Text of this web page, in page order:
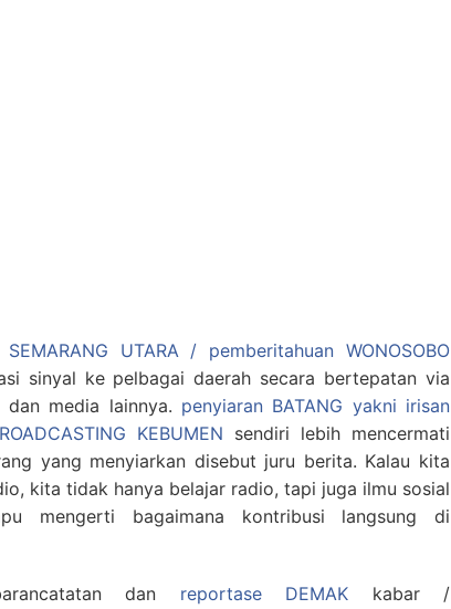
SEMARANG UTARA / pemberitahuan WONOSOBO
sinyal ke pelbagai daerah secara bertepatan via
media lainnya. penyiaran BATANG yakni irisan
KEBUMEN sendiri lebih mencermati
yang menyiarkan disebut juru berita. Kalau kita
kita tidak hanya belajar radio, tapi juga ilmu sosial
mengerti bagaimana kontribusi langsung di
dan reportase DEMAK kabar /